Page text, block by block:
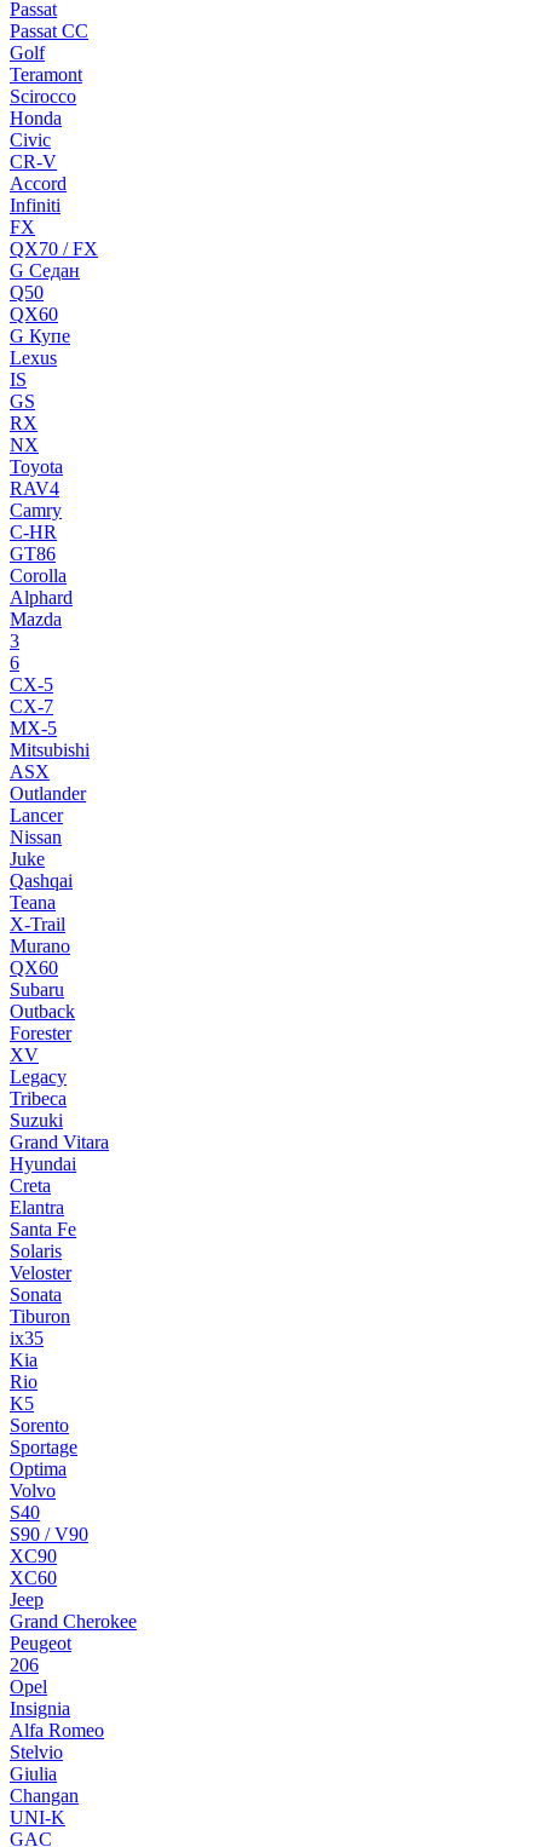
Passat
Passat CC
Golf
Teramont
Scirocco
Honda
Civic
CR-V
Accord
Infiniti
FX
QX70 / FX
G Cедан
Q50
QX60
G Купе
Lexus
IS
GS
RX
NX
Toyota
RAV4
Camry
C-HR
GT86
Corolla
Alphard
Mazda
3
6
CX-5
CX-7
MX-5
Mitsubishi
ASX
Outlander
Lancer
Nissan
Juke
Qashqai
Teana
X-Trail
Murano
QX60
Subaru
Outback
Forester
XV
Legacy
Tribeca
Suzuki
Grand Vitara
Hyundai
Creta
Elantra
Santa Fe
Solaris
Veloster
Sonata
Tiburon
ix35
Kia
Rio
K5
Sorento
Sportage
Optima
Volvo
S40
S90 / V90
XC90
XC60
Jeep
Grand Cherokee
Peugeot
206
Opel
Insignia
Alfa Romeo
Stelvio
Giulia
Changan
UNI-K
GAC